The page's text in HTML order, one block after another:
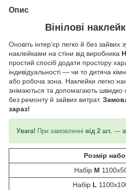
Опис
Вінілові
Оновіть інтер’єр легко й без зайвих
наклейками на стіни від виробника
простий спосіб додати простору
індивідуальності — чи то дитяча
або робоча зона. Наклейки легко
знімаються та допомагають швидко
без ремонту й зайвих витрат.
зараз!
Увага! При замовленні від 2 шт. —
Розмір
Набір М
Набір L